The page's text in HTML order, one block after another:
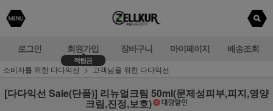
로그인 회원가입
적립금
장바구니 마이페이지 배송조회
소비자를 위한 다다익선 고객님을 위한 다다익선
[다다익선 Sale(단품)] 리뉴얼크림 50ml(문제성피부,피지,영양
크림,진정,보호)